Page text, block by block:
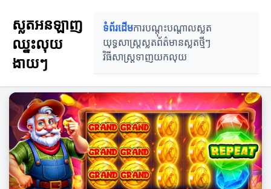
ស្លតអនឡាញ
ឈ្នះលុយ
ងាយៗ
ទំព័រដើមការបណ្តុះបណ្តាលស្លត
យុទ្ធសាស្ត្រស្លតព័ត៌មានស្លតថ្មីៗ
វិធីសាស្ត្រទាញយកលុយ